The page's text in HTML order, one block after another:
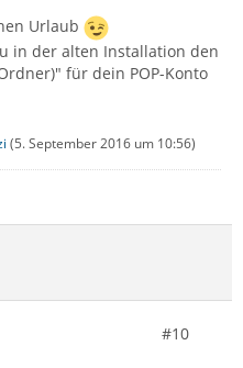
Urlaub
in der alten Installation den
für dein POP-Konto
(5. September 2016 um 10:56)
#10